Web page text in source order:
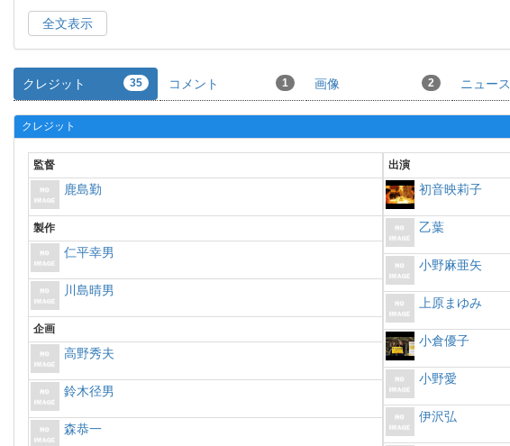
全文表示
クレジット 35 コメント 1 画像 2 ニュース
クレジット
監督
鹿島勤
製作
仁平幸男
川島晴男
企画
高野秀夫
鈴木径男
森恭一
出演
初音映莉子
乙葉
小野麻亜矢
上原まゆみ
小倉優子
小野愛
伊沢弘